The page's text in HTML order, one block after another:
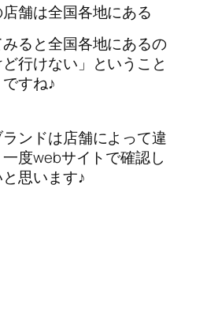
舗は全国各地にある
ると全国各地にあるの
行けない」ということ
すね♪
ンドは店舗によって違
度webサイトで確認し
思います♪